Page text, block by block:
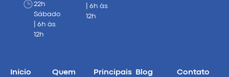
22h
Sábado
| 6h às
12h
| 6h às
12h
Início
Quem
Principais
Blog Contato